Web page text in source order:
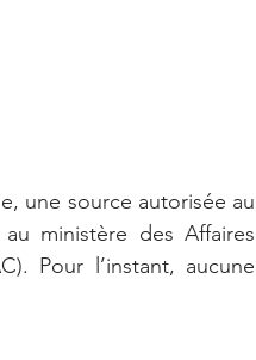
une source autorisée au
ministère des Affaires
Pour l’instant, aucune